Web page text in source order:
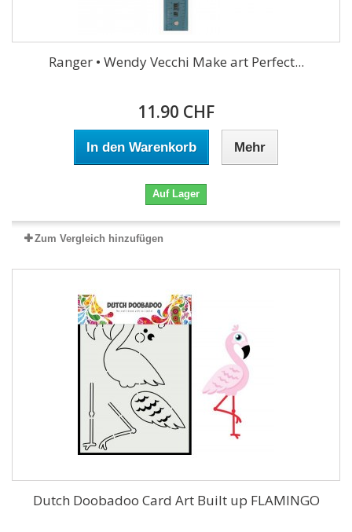
Ranger • Wendy Vecchi Make art Perfect...
11.90 CHF
In den Warenkorb Mehr
Auf Lager
Zum Vergleich hinzufügen
Dutch Doobadoo Card Art Built up FLAMINGO